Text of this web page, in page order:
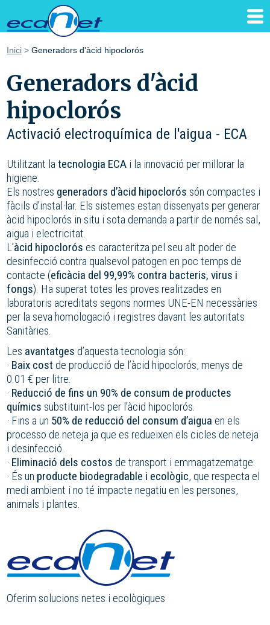
Inici > Generadors d'àcid hipoclorós
Oferim solucions netes i ecològiques
Generadors d'àcid
hipoclorós
Activació electroquímica de l'aigua - ECA
Utilitzant latecnologia ECA i la innovació per millorar la
higiene.
Els nostres generadors d’àcid hipoclorós són compactes i
fàcils d’instal·lar. Els sistemes estan dissenyats per generar
àcid hipoclorós in situ i sota demanda a partir de només sal,
aigua i electricitat.
L’àcid hipoclorós es caracteritza pel seu alt poder de
desinfecció contra qualsevol patogen en poc temps de
contacte (eficàcia del 99,99% contra bacteris, virus i
fongs). Ha superat totes les proves realitzades en
laboratoris acreditats segons normes UNE-EN necessàries
per la seva homologació i registres davant les autoritats
Sanitàries.
Les avantatges d’aquesta tecnologia són:
· Baix cost de producció de l’àcid hipoclorós, menys de
0.01 € per litre.
· Reducció de fins un 90% de consum de productes
químics substituint-los per l’àcid hipoclorós.
· Fins a un 50% de reducció del consum d’aigua en els
processo de neteja ja que es redueixen els cicles de neteja
i desinfecció.
· Eliminació dels costos de transport i emmagatzematge.
· És un producte biodegradable i ecològic, que respecta el
medi ambient i no té impacte negatiu en les persones,
animals i plantes.